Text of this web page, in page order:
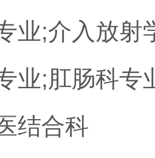
业;介入放射
业;肛肠科
结合科